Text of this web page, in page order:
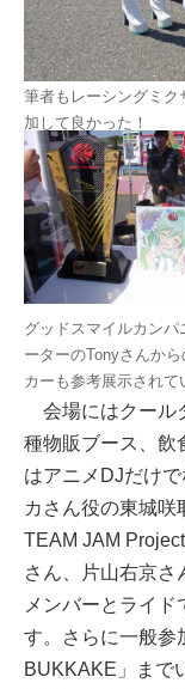
筆者もレーシングミク
加して良かった！
グッドスマイルカン
ーターのTonyさんか
カーも参考展示されて
会場にはクール
種物販ブース、飲
はアニメDJだけ
カさん役の東城咲
TEAM JAM
さん、片山右京
メンバーとライド
す。さらに一般参
BUKKAKE」まで